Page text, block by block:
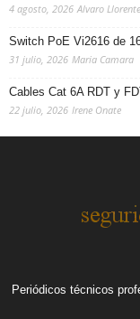
4 agosto, 2026 Alvaro Llorente
Switch PoE Vi2616 de
31 julio, 2026 Maria Camara
Cables Cat 6A RDT y
22 julio, 2026 Irene Onate
Periódicos técnicos